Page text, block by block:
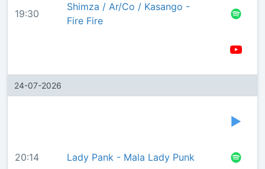
19:30
Shimza / Ar/Co / Kasango -
Fire Fire
24-07-2026
20:14 Lady Pank - Mala Lady Punk